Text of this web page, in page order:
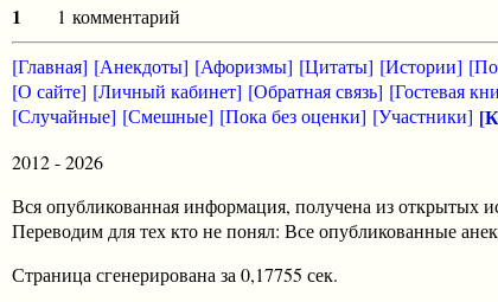
1
1 комментарий
[Главная] [Анекдоты] [Афоризмы] [Цитаты] [Истории]
[О сайте] [Личный кабинет] [Обратная связь] [Гостевая
[Случайные] [Смешные] [Пока без оценки] [Участники]
2012 - 2026
Вся опубликованная информация, получена из открытых
Переводим для тех кто не понял: Все опубликованные
Страница сгенерирована за 0,17755 сек.